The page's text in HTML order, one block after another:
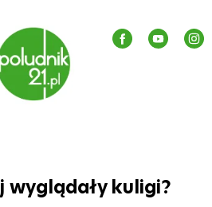
wyglądały kuligi?